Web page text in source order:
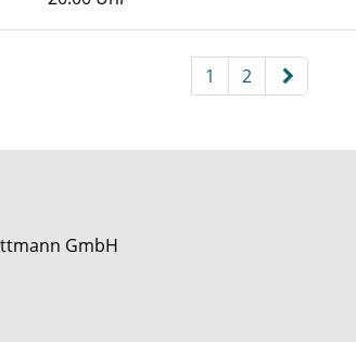
1 2
GmbH